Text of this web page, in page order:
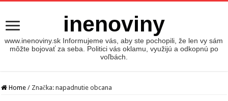
inenoviny
www.inenoviny.sk Informujeme vás, aby ste pochopili, že len vy sám
môžte bojovať za seba. Politici vás oklamu, využijú a odkopnú po
voľbách.
Home / Značka:napadnutie obcana